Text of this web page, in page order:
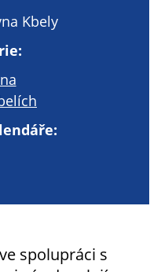
Kbely
spolupráci s
webu a všech
funkcí, které
nabízí.
Váš souhlas s
využitím
technických
technické
individuálně